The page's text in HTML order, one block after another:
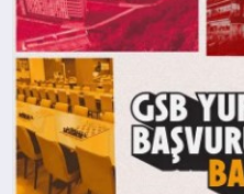
DÜNYA
SPOR